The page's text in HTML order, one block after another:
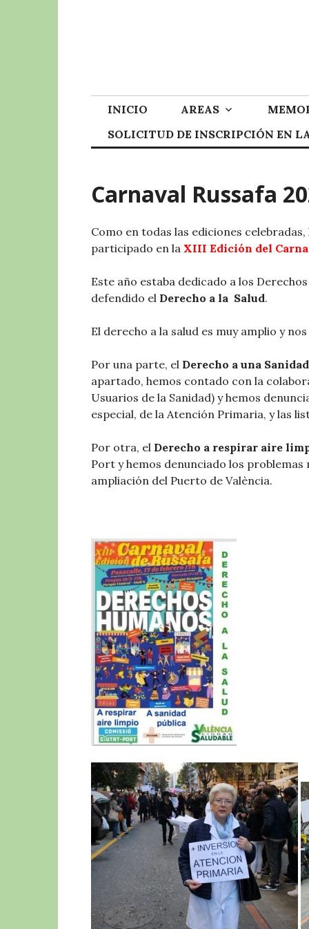
INICIO AREAS
SOLICITUD DE INSCRIPCIÓN EN
Carnaval Russafa
Como en todas las ediciones
participado en la XIII Edición del
Este año estaba dedicado a los
defendido el Derecho a la Salud.
El derecho a la salud es muy amplio y
Por una parte, el Derecho a una
apartado, hemos contado con la
Usuarios de la Sanidad) y hemos
especial, de la Atención Primaria, y las
Por otra, el Derecho a respirar aire
Port y hemos denunciado los
ampliación del Puerto de València.